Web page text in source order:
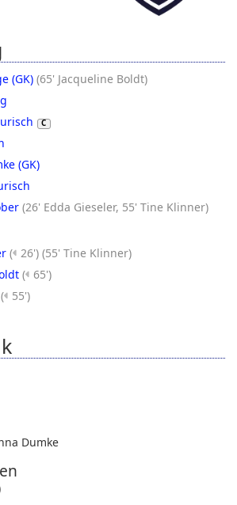
(GK) (65' Jacqueline Boldt)
C
(GK)
(26' Edda Gieseler, 55' Tine Klinner)
( 26') (55' Tine Klinner)
( 65')
( 55')
Dumke